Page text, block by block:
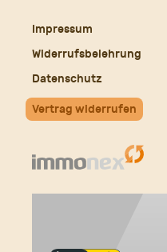
Impressum
Widerrufsbelehrung
Datenschutz
Vertrag widerrufen